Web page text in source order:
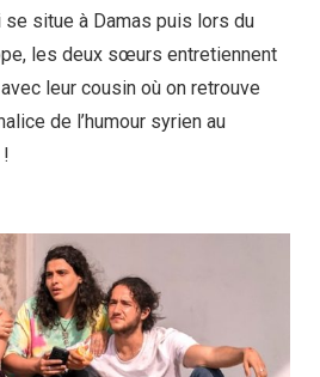
situe à Damas puis lors du
les deux sœurs entretiennent
leur cousin où on retrouve
de l’humour syrien au